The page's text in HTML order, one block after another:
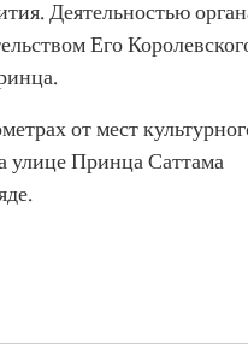
Деятельностью
Его
от мест
улице Принца Саттама